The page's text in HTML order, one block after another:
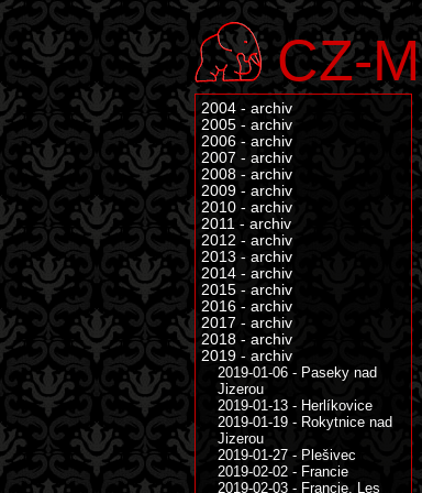
CZ-
2004 - archiv
2005 - archiv
2006 - archiv
2007 - archiv
2008 - archiv
2009 - archiv
2010 - archiv
2011 - archiv
2012 - archiv
2013 - archiv
2014 - archiv
2015 - archiv
2016 - archiv
2017 - archiv
2018 - archiv
2019 - archiv
2019-01-06 - Paseky nad
Jizerou
2019-01-13 - Herlíkovice
2019-01-19 - Rokytnice nad
Jizerou
2019-01-27 - Plešivec
2019-02-02 - Francie
2019-02-03 - Francie, Les